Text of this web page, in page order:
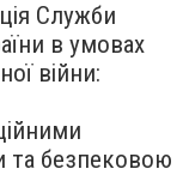
Служби
в умовах
війни:
та безпековою